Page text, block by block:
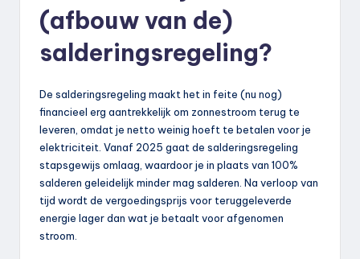
(afbouw van de)
salderingsregeling?
De salderingsregeling maakt het in feite (nu nog)
financieel erg aantrekkelijk om zonnestroom terug te
leveren, omdat je netto weinig hoeft te betalen voor je
elektriciteit. Vanaf 2025 gaat de salderingsregeling
stapsgewijs omlaag, waardoor je in plaats van 100%
salderen geleidelijk minder mag salderen. Na verloop van
tijd wordt de vergoedingsprijs voor teruggeleverde
energie lager dan wat je betaalt voor afgenomen
stroom.